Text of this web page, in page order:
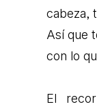
cabeza,
Así que
con lo
El